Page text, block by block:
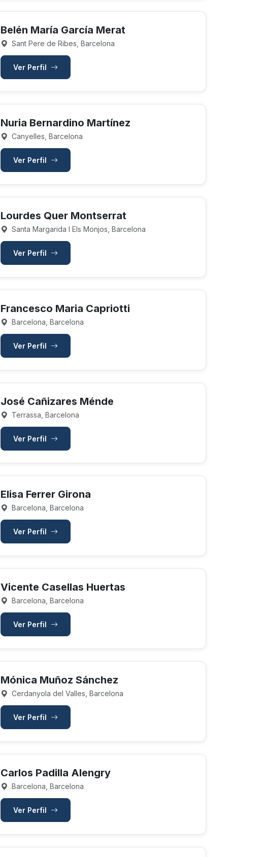
Belén María García Merat
Sant Pere de Ribes, Barcelona
Ver Perfil
Nuria Bernardino Martínez
Canyelles, Barcelona
Ver Perfil
Lourdes Quer Montserrat
Santa Margarida I Els Monjos, Barcelona
Ver Perfil
Francesco Maria Capriotti
Barcelona, Barcelona
Ver Perfil
José Cañizares Ménde
Terrassa, Barcelona
Ver Perfil
Elisa Ferrer Girona
Barcelona, Barcelona
Ver Perfil
Vicente Casellas Huertas
Barcelona, Barcelona
Ver Perfil
Mónica Muñoz Sánchez
Cerdanyola del Valles, Barcelona
Ver Perfil
Carlos Padilla Alengry
Barcelona, Barcelona
Ver Perfil